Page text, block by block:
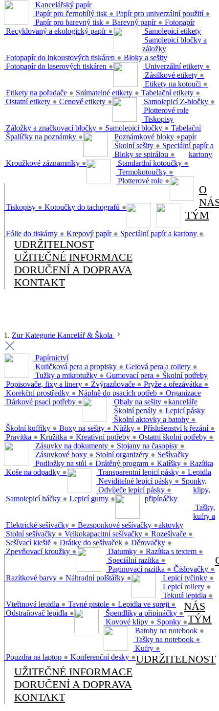
Kancelářský papír
Papír pro černobílý tisk ● Papír pro univerzální použití ●
Papír pro barevný tisk ● Barevný papír ●
Recyklovaný a ekologický papír ●
Fotopapír
Fotopapír do inkoustových tiskáren ●
Fotopapír do laserových tiskáren ●
Samolepicí etikety
Univerzální etikety ●
Zásilkové etikety ●
Etikety na kotouči ●
Etikety na pořadače ● Snímatelné etikety ● Tabelační etikety ●
Ostatní etikety ● Cenové etikety ●
Samolepicí bločky a
záložky
Samolepicí Z-bločky ●
Záložky a značkovací bločky ● Samolepicí bločky ●
Špalíčky na poznámky ●
Bloky a sešity
Poznámkové bloky ●
Školní sešity ●
Bloky se spirálou ●
Kroužkové záznamníky ●
Plotterové role
Standardní kotoučky ●
Termokotoučky ●
Plotterové role ●
Tiskopisy
Tiskopisy ● Kotoučky do tachografů ●
Tabelační
papír
Speciální papír a
kartony
Fólie do tiskárny ● Krepový papír ● Speciální papír a kartony ●
O
TÝM
UDRŽITELNOST
UŽITEČNÉ INFORMACE
DORUČENÍ A DOPRAVA
KONTAKT
1. Zur Kategorie Kancelář & Škola
Papírnictví
Kuličková pera a propisky ● Gelová pera a rollery ●
Tužky a mikrotužky ● Gumovací pera ●
Popisovače, fixy a linery ● Zvýrazňovače ● Pryže a ořezávátka ●
Korekční prostředky ● Náplně do psacích potřeb ●
Dárkové psací potřeby ●
Školní potřeby
Obaly na sešity ●
Školní penály ●
Školní aktovky a batohy ●
Školní kufříky ● Boxy na sešity ● Nůžky ● Příslušenství k řezání ●
Pravítka ● Kružítka ● Kreativní potřeby ● Ostatní školní potřeby ●
Organizace
kanceláře
Zásuvky na dokumenty ● Stojany na časopisy ●
Zásuvkové boxy ● Stolní organizéry ●
Podložky na stůl ● Drátěný program ● Kalíšky ●
Koše na odpadky ●
Lepicí pásky
Transparentní lepicí pásky ●
Neviditelné lepicí pásky ●
Odvíječe lepicí pásky ●
Samolepicí háčky ● Lepicí gumy ●
Sešívačky
Elektrické sešívačky ● Bezsponkové sešívačky ●
Stolní sešívačky ● Velkokapacitní sešívačky ● Rozešívače ●
Sešívací kleště ● Drátky do sešívaček ● Děrovačky ●
Zpevňovací kroužky ●
Razítka
Datumky ● Razítka s textem ●
Speciální razítka ●
Paginovací razítka ● Číslovačky ●
Razítkové barvy ● Náhradní polštářky ●
Lepidla
Lepicí tyčinky ●
Lepicí rollery ●
Tekutá lepidla ●
Vteřinová lepidla ● Tavné pistole ● Lepidla ve spreji ●
Odstraňovač lepidla ●
Sponky,
klipy,
připínáčky
Špendlíky a připínáčky ●
Kovové klipy ● Sponky ●
Tašky,
kufry a
aktovky
Batohy na notebook ●
Tašky na notebook ●
Kufry ●
Pouzdra na laptop ● Konferenční desky ●
NÁS
TÝM
UDRŽITELNOST
UŽITEČNÉ INFORMACE
DORUČENÍ A DOPRAVA
KONTAKT